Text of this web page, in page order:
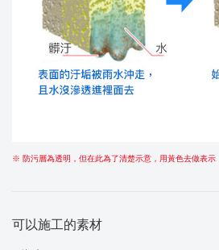
※ 防污層為透明，但在此為了清楚示意，用黃色去做表示
可以施工的素材